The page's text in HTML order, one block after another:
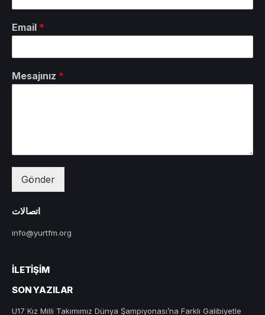
Email *
Mesajınız *
Gönder
اتصالات
info@yurtfm.org
İLETIŞIM
SON YAZILAR
U17 Kız Milli Takımımız Dünya Şampiyonası’na Farklı Galibiyetle